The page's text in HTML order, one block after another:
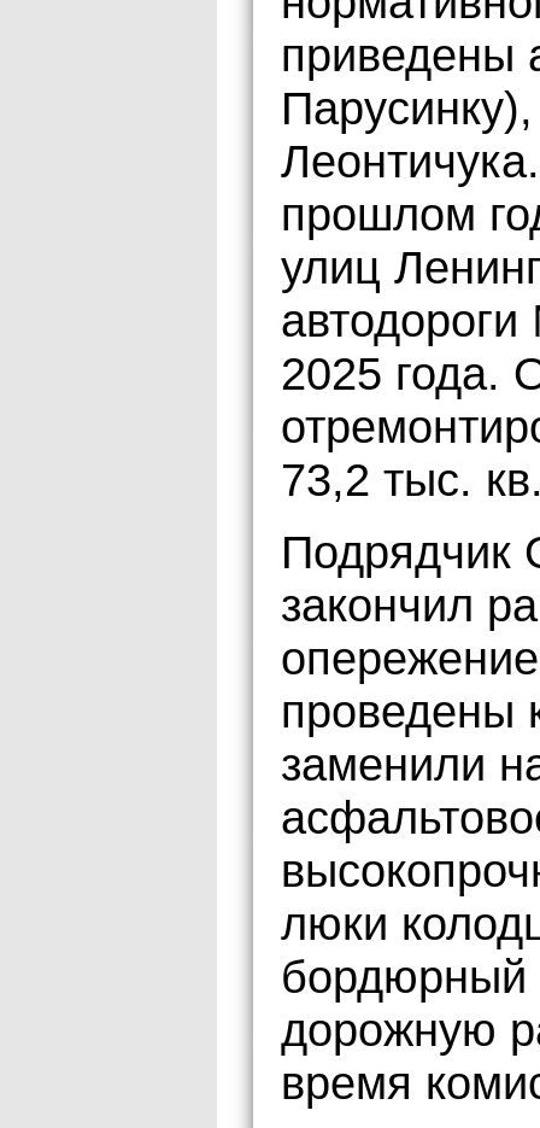
приведены
прошлом
улиц
2025 года.
73,2 тыс.
Подрядчик
закончил
проведены
заменили
люки
бордюрный
дорожную
время